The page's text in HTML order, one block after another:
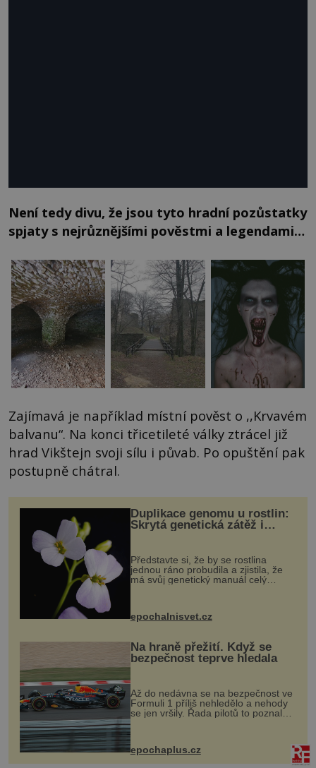
Není tedy divu, že jsou tyto hradní pozůstatky
spjaty s nejrůznějšími pověstmi a legendami…
Zajímavá je například místní pověst o ,,Krvavém
balvanu“. Na konci třicetileté války ztrácel již
hrad Vikštejn svoji sílu i půvab. Po opuštění pak
postupně chátral.
Duplikace genomu u rostlin:
Skrytá genetická zátěž i
Představte si, že by se rostlina
jednou ráno probudila a zjistila, že
má svůj genetický manuál celý
vstupenka...
epochalnisvet.cz
Na hraně přežití. Když se
bezpečnost teprve hledala
Až do nedávna se na bezpečnost ve
Formuli 1 příliš nehledělo a nehody
se jen vršily. Řada pilotů to poznala
na vlastní kůži, často s trvalými
následky nebo bohužel i ztrátou
života. Dnes nepochopiteln...
epochaplus.cz